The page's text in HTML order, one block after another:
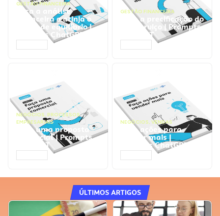
GESTÃO FINANCEIRA
Faça a análise
financeira e atinja o
ponto de equilíbrio |
Prompts ChatGPT
GESTÃO FINANCEIRA
Faça a precificação do
seu serviço | Prompts
ChatGPT
NEGÓCIOS, PROCESSOS
EMPRESARIAIS
Faça uma proposta
comercial | Prompts
ChatGPT
NEGÓCIOS, VENDAS
Faça ações para
vender mais |
Prompts ChatGPT
ÚLTIMOS ARTIGOS